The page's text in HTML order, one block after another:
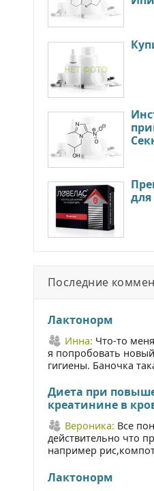
Последние
Лактонорм
Инна: Что-то
я попробовать
гигиены. Баночка
Диета при
креатинине в
Вероника: Все
действительно что
например
Лактонорм